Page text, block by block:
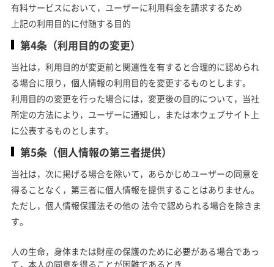
有料サービスにおいて，ユーザーに利用料金を請求するため
上記の利用目的に付随する目的
第4条（利用目的の変更）
当社は，利用目的が変更前と関連性を有すると合理的に認められ
る場合に限り，個人情報の利用目的を変更するものとします。
利用目的の変更を行った場合には，変更後の目的について，当社
所定の方法により，ユーザーに通知し，または本ウェブサイト上
に公表するものとします。
第5条（個人情報の第三者提供）
当社は，次に掲げる場合を除いて，あらかじめユーザーの同意を
得ることなく，第三者に個人情報を提供することはありません。
ただし，個人情報保護法その他の 法令で認められる場合を除きま
す。
人の生命，身体または財産の保護のために必要がある場合であっ
て，本人の同意を得ることが困難であるとき